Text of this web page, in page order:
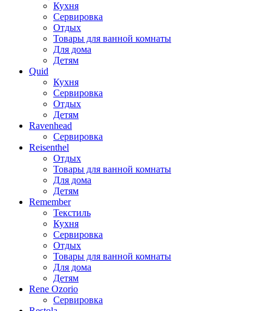
Кухня
Сервировка
Отдых
Товары для ванной комнаты
Для дома
Детям
Quid
Кухня
Сервировка
Отдых
Детям
Ravenhead
Сервировка
Reisenthel
Отдых
Товары для ванной комнаты
Для дома
Детям
Remember
Текстиль
Кухня
Сервировка
Отдых
Товары для ванной комнаты
Для дома
Детям
Rene Ozorio
Сервировка